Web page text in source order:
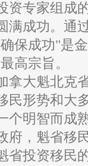
资专家组成
满成功。通
保成功"是
高宗旨。
大魁北克
形势和大多
个明智而成
府，魁省移
投资移民的